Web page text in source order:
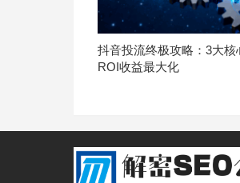
抖音投流终极攻略：3大核
ROI收益最大化